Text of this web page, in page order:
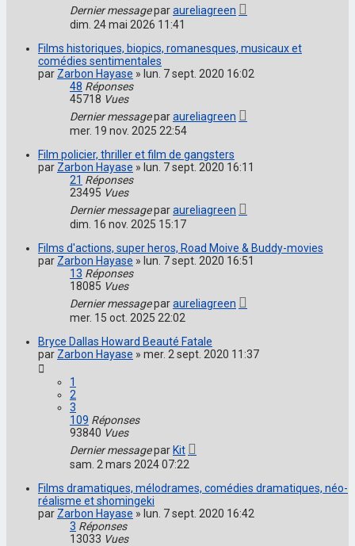
Dernier messageparaureliagreen
dim. 24 mai 2026 11:41
Films historiques, biopics, romanesques, musicaux et
comédies sentimentales
par Zarbon Hayase » lun. 7 sept. 2020 16:02
48 Réponses
45718 Vues
Dernier messageparaureliagreen
mer. 19 nov. 2025 22:54
Film policier, thriller et film de gangsters
par Zarbon Hayase » lun. 7 sept. 2020 16:11
21 Réponses
23495 Vues
Dernier messageparaureliagreen
dim. 16 nov. 2025 15:17
Films d'actions, super heros, Road Moive & Buddy-movies
par Zarbon Hayase » lun. 7 sept. 2020 16:51
13 Réponses
18085 Vues
Dernier messageparaureliagreen
mer. 15 oct. 2025 22:02
Bryce Dallas Howard Beauté Fatale
par Zarbon Hayase » mer. 2 sept. 2020 11:37
1
2
3
109 Réponses
93840 Vues
Dernier messageparKit
sam. 2 mars 2024 07:22
Films dramatiques, mélodrames, comédies dramatiques, néo-
réalisme et shomingeki
par Zarbon Hayase » lun. 7 sept. 2020 16:42
3 Réponses
13033 Vues